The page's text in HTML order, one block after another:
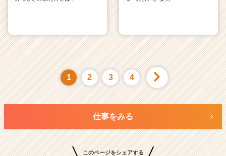
1 2 3 4
仕事をみる
このページをシェアする